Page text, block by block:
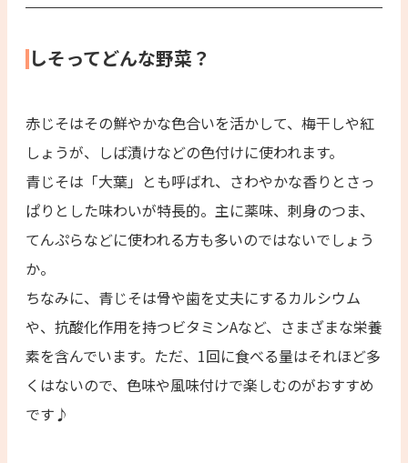
しそってどんな野菜？
赤じそはその鮮やかな色合いを活かして、梅干しや紅
しょうが、しば漬けなどの色付けに使われます。
青じそは「大葉」とも呼ばれ、さわやかな香りとさっ
ぱりとした味わいが特長的。主に薬味、刺身のつま、
てんぷらなどに使われる方も多いのではないでしょう
か。
ちなみに、青じそは骨や歯を丈夫にするカルシウム
や、抗酸化作用を持つビタミンAなど、さまざまな栄養
素を含んでいます。ただ、1回に食べる量はそれほど多
くはないので、色味や風味付けで楽しむのがおすすめ
です♪